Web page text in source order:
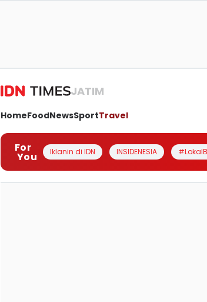
JATIM
HomeFoodNewsSportTravel
For
You Iklanin di IDN INSIDENESIA